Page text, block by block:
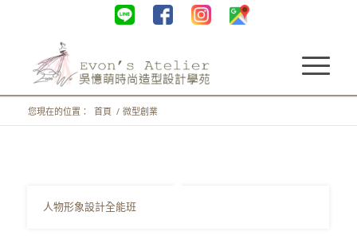
您現在的位置： 首頁 / 微型創業
人物形象設計全能班